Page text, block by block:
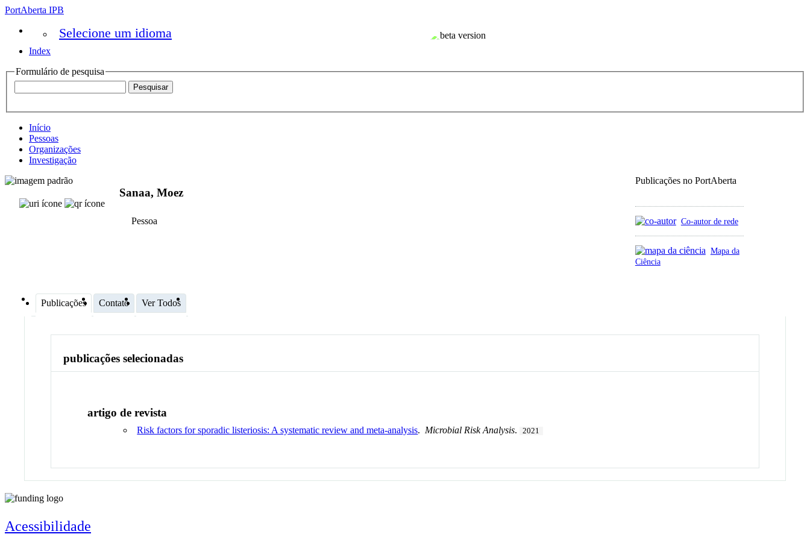
PortAberta IPB
Selecione um idioma
Index
Formulário de pesquisa
Início
Pessoas
Organizações
Investigação
Publicações no PortAberta
Co-autor de rede
Mapa da
Ciência
Sanaa, Moez
Pessoa
Publicações Contato Ver Todos
publicações selecionadas
artigo de revista
Risk factors for sporadic listeriosis: A systematic review and meta-analysis. Microbial Risk Analysis. 2021
Acessibilidade